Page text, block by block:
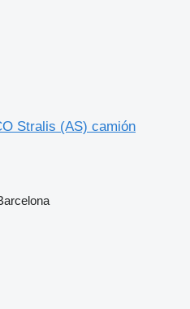
Stralis (AS) camión